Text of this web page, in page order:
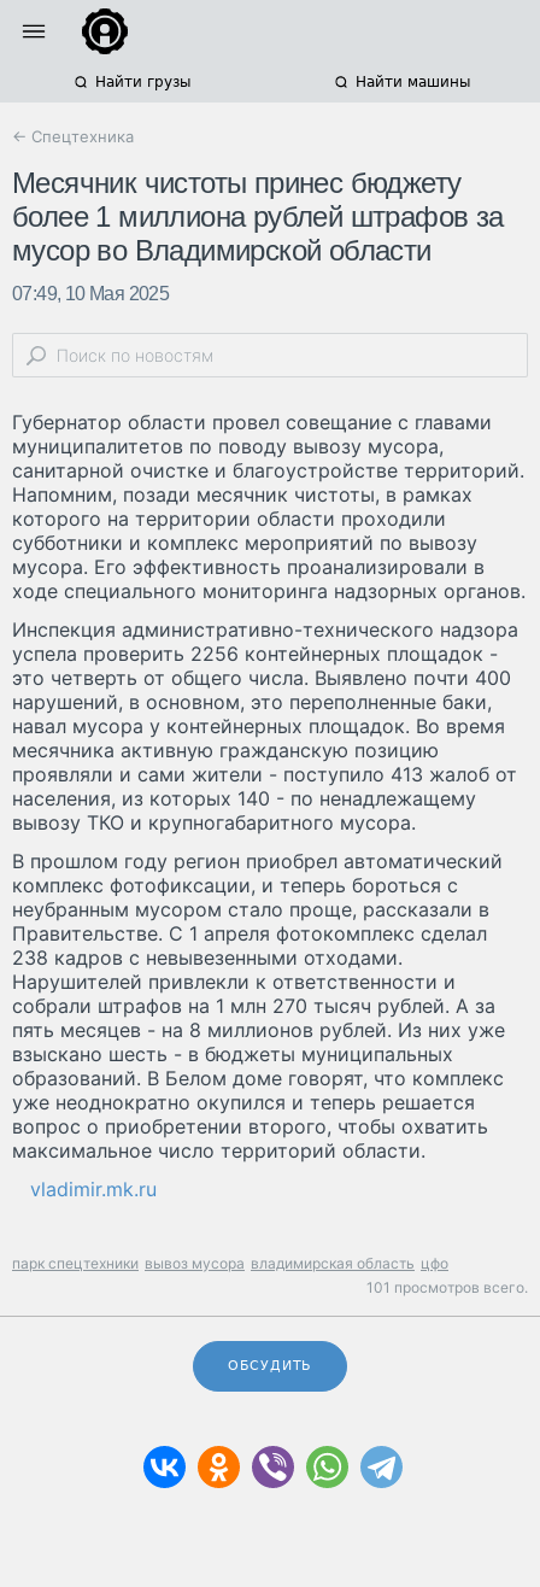
Найти грузы Найти машины
← Спецтехника
Месячник чистоты принес бюджету
более 1 миллиона рублей штрафов за
мусор во Владимирской области
07:49, 10 Мая 2025
Губернатор области провел совещание с главами
муниципалитетов по поводу вывозу мусора,
санитарной очистке и благоустройстве территорий.
Напомним, позади месячник чистоты, в рамках
которого на территории области проходили
субботники и комплекс мероприятий по вывозу
мусора. Его эффективность проанализировали в
ходе специального мониторинга надзорных органов.
Инспекция административно-технического надзора
успела проверить 2256 контейнерных площадок -
это четверть от общего числа. Выявлено почти 400
нарушений, в основном, это переполненные баки,
навал мусора у контейнерных площадок. Во время
месячника активную гражданскую позицию
проявляли и сами жители - поступило 413 жалоб от
населения, из которых 140 - по ненадлежащему
вывозу ТКО и крупногабаритного мусора.
В прошлом году регион приобрел автоматический
комплекс фотофиксации, и теперь бороться с
неубранным мусором стало проще, рассказали в
Правительстве. С 1 апреля фотокомплекс сделал
238 кадров с невывезенными отходами.
Нарушителей привлекли к ответственности и
собрали штрафов на 1 млн 270 тысяч рублей. А за
пять месяцев - на 8 миллионов рублей. Из них уже
взыскано шесть - в бюджеты муниципальных
образований. В Белом доме говорят, что комплекс
уже неоднократно окупился и теперь решается
вопрос о приобретении второго, чтобы охватить
максимальное число территорий области.
vladimir.mk.ru
парк спецтехники вывоз мусора владимирская область цфо
101 просмотров всего.
ОБСУДИТЬ